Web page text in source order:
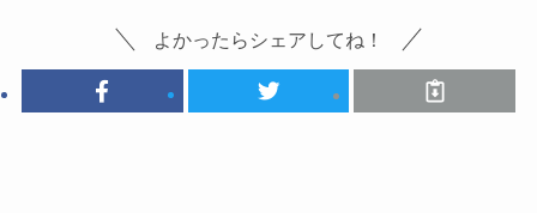
よかったらシェアしてね！